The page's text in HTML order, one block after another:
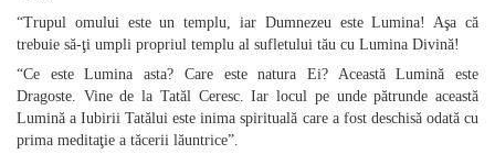
“Trupul omului este un templu, iar Dumnezeu este Lumina! Aşa că
trebuie să‑ţi umpli propriul templu al sufletului tău cu Lumina Divină!
“Ce este Lumina asta? Care este natura Ei? Această Lumină este
Dragoste. Vine de la Tatăl Ceresc. Iar locul pe unde pătrunde această
Lumină a Iubirii Tatălui este inima spirituală care a fost deschisă odată cu
prima meditaţie a tăcerii lăuntrice”.